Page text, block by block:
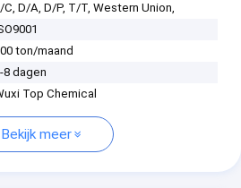
C, D/A, D/P, T/T, Western Union,
ton/maand
8 dagen
Top Chemical
Bekijk meer